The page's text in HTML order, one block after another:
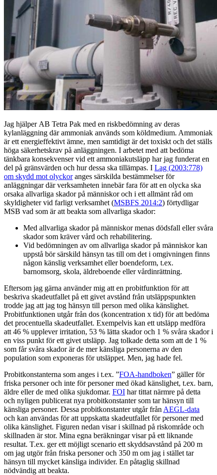
Jag hjälper AB Tetra Pak med en riskbedömning av deras
kylanläggning där ammoniak används som köldmedium. Ammoniak
är ett energieffektivt ämne, men samtidigt är det toxiskt och det ställs
höga säkerhetskrav på anläggningen. I arbetet med att bedöma
tänkbara konsekvenser vid ett ammoniakutsläpp har jag funderat en
del på gränsvärden och hur dessa ska tillämpas. I Lag (2003:778)
om skydd mot olyckoranges särskilda bestämmelser för
anläggningar där verksamheten innebär fara för att en olycka ska
orsaka allvarliga skador på människor och i ett allmänt råd om
skyldigheter vid farligt verksamhet (MSBFS 2014:2) förtydligar
MSB vad som är att beakta som allvarliga skador:
Med allvarliga skador på människor menas dödsfall eller svåra
skador som kräver vård och rehabilitering.
Vid bedömningen av om allvarliga skador på människor kan
uppstå bör särskild hänsyn tas till om det i omgivningen finns
någon känslig verksamhet eller boendeform, t.ex.
barnomsorg, skola, äldreboende eller vårdinrättning.
Eftersom jag gärna använder mig att en probitfunktion för att
beskriva skadeutfallet på ett givet avstånd från utsläppspunkten
trodde jag att jag tog hänsyn till person med olika känslighet.
Probitfunktionen utgår från dos (koncentration x tid) för att bedöma
det procentuella skadeutfallet. Exempelvis kan ett utsläpp medföra
att 46 % upplever irritation, 53 % lätta skador och 1 % svåra skador i
en viss punkt för ett givet utsläpp. Jag tolkade detta som att de 1 %
som får svåra skador är de mer känsliga personerna av den
population som exponeras för utsläppet. Men, jag hade fel.
Probitkonstanterna som anges i t.ex. ”FOA-handboken” gäller för
friska personer och inte för personer med ökad känslighet, t.ex. barn,
äldre eller de med olika sjukdomar. FOI har tittat närmre på detta
och nyligen publicerat nya probitkonstanter som tar hänsyn till
känsliga personer. Dessa probitkonstanter utgår från AEGL-data
och kan användas för att uppskatta skadeutfallet för personer med
olika känslighet. Figuren nedan visar i skillnad på riskområde och
skillnaden är stor. Mina egna beräkningar visar på ett liknande
resultat. T.ex. ger ett möjligt scenario ett skyddsavstånd på 200 m
om jag utgör från friska personer och 350 m om jag i stället tar
hänsyn till mycket känsliga individer. En påtaglig skillnad
nödvändig att beakta.